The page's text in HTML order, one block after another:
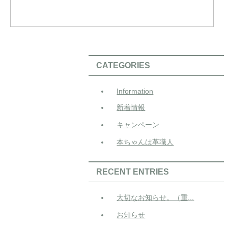
CATEGORIES
Information
新着情報
キャンペーン
本ちゃんは革職人
RECENT ENTRIES
大切なお知らせ。（重...
お知らせ